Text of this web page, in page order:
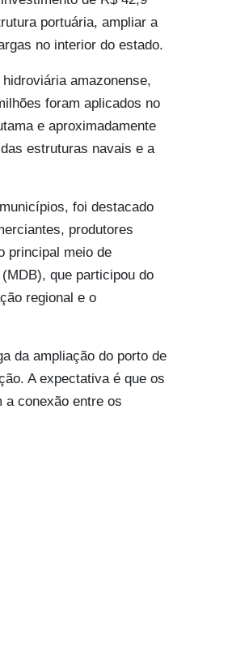
portuária, ampliar a
no interior do estado.
amazonense,
foram aplicados no
e aproximadamente
estruturas navais e a
foi destacado
produtores
principal meio de
que participou do
regional e o
da ampliação do porto de
A expectativa é que os
a conexão entre os